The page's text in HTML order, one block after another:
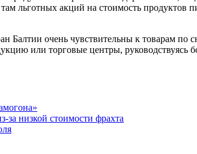
льготных акций на стоимость продуктов
Балтии очень чувствительны к товарам
или торговые центры, руководствуясь
за низкой стоимости фрахта